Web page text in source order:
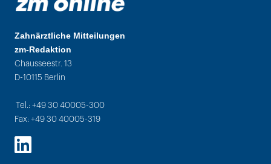
Zahnärztliche Mitteilungen
zm-Redaktion
Chausseestr. 13
D-10115 Berlin
Tel.: +49 30 40005-300
Fax: +49 30 40005-319
LinkedIn